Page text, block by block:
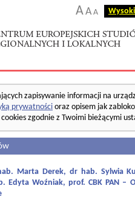
AA A
zapisywanie informacji na
prywatności oraz opisem jak
zgodnie z Twoimi bieżącymi
Marta Derek, dr hab. Sylwia
Edyta Woźniak, prof. CBK PAN –